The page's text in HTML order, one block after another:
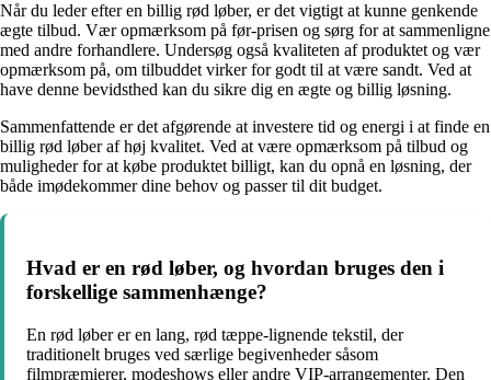
Når du leder efter en billig rød løber, er det vigtigt at kunne genkende
ægte tilbud. Vær opmærksom på før-prisen og sørg for at sammenligne
med andre forhandlere. Undersøg også kvaliteten af produktet og vær
opmærksom på, om tilbuddet virker for godt til at være sandt. Ved at
have denne bevidsthed kan du sikre dig en ægte og billig løsning.
Sammenfattende er det afgørende at investere tid og energi i at finde en
billig rød løber af høj kvalitet. Ved at være opmærksom på tilbud og
muligheder for at købe produktet billigt, kan du opnå en løsning, der
både imødekommer dine behov og passer til dit budget.
Hvad er en rød løber, og hvordan bruges den i
forskellige sammenhænge?
En rød løber er en lang, rød tæppe-lignende tekstil, der
traditionelt bruges ved særlige begivenheder såsom
filmpræmierer, modeshows eller andre VIP-arrangementer. Den